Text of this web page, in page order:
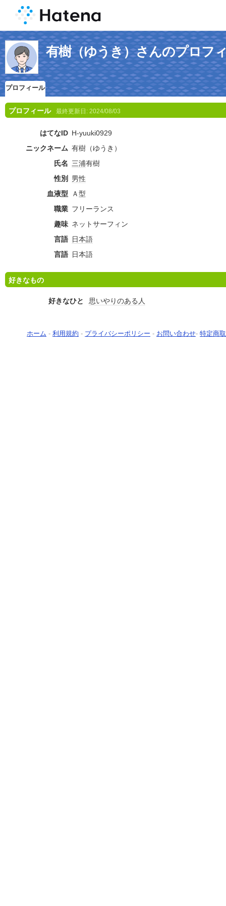
有樹（ゆうき）さんのプロフ
プロフィール
プロフィール 最終更新日: 2024/08/03
はてなID H-yuuki0929
ニックネーム 有樹（ゆうき）
氏名 三浦有樹
性別
男性
血液型
Ａ型
職業 フリーランス
趣味 ネットサーフィン
言語 日本語
言語 日本語
好きなもの
好きなひと 思いやりのある人
ホーム - 利用規約 - プライバシーポリシー - お問い合わせ- 特定商